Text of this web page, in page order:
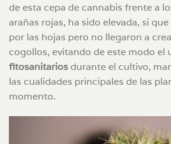
de esta cepa de cannabis frente a
arañas rojas, ha sido elevada, si
por las hojas pero no llegaron a
cogollos, evitando de este modo el
fitosanitariosdurante el cultivo,
las cualidades principales de las
momento.